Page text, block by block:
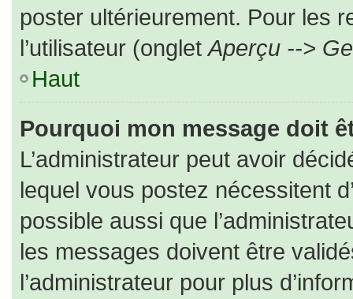
poster ultérieurement. Pour les
l’utilisateur (ongletAperçu -->
Haut
Pourquoi mon message doit
L’administrateur peut avoir
lequel vous postez nécessitent
possible aussi que
les messages doivent être
l’administrateur pour plus